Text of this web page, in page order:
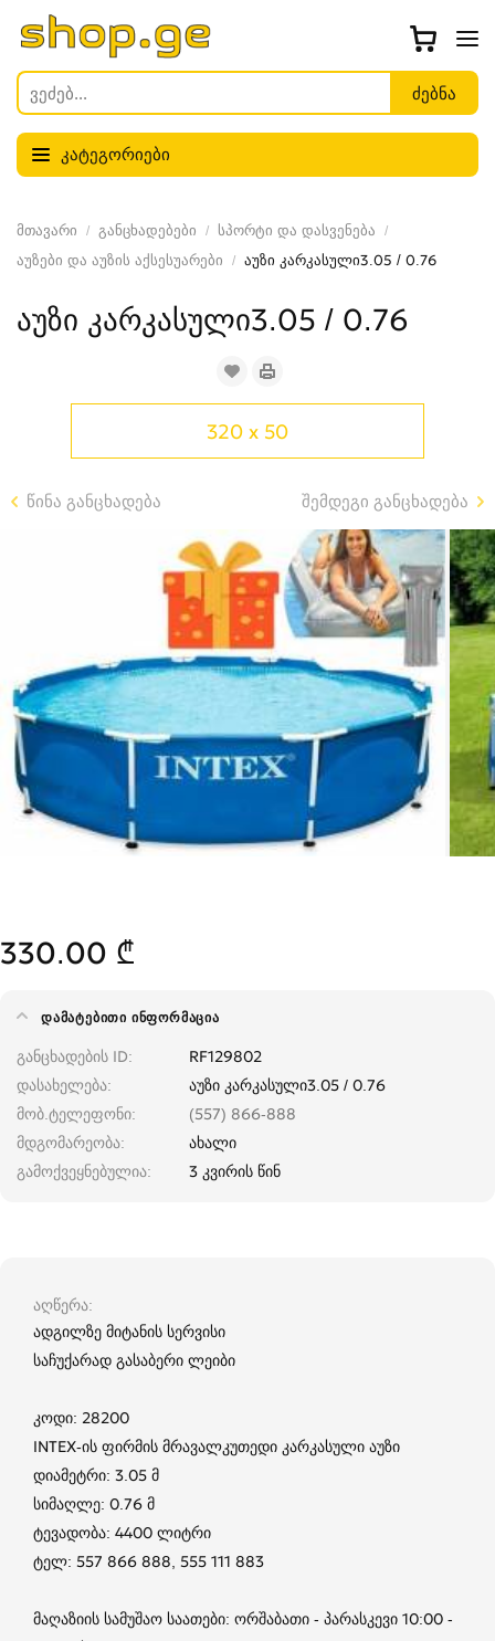
კატეგორიები
მთავარი განცხადებები
სპორტი და დასვენება
აუზები და აუზის აქსესუარები
აუზი კარკასული3.05 / 0.76
აუზი კარკასული3.05 / 0.76
320 x 50
წინა განცხადება შემდეგი განცხადება
330.00 ₾
ᲓᲐᲛᲐᲢᲔᲑᲘᲗᲘ ᲘᲜᲤᲝᲠᲛᲐᲪᲘᲐ
განცხადების ID
RF129802
დასახელება
აუზი კარკასული3.05 / 0.76
მობ.ტელეფონი
(557) 866-888
მდგომარეობა
ახალი
გამოქვეყნებულია
3 კვირის წინ
აღწერა
ადგილზე მიტანის სერვისი
საჩუქარად გასაბერი ლეიბი
კოდი: 28200
INTEX-ის ფირმის მრავალკუთედი კარკასული აუზი
დიამეტრი: 3.05 მ
სიმაღლე: 0.76 მ
ტევადობა: 4400 ლიტრი
ტელ: 557 866 888, 555 111 883
მაღაზიის სამუშაო საათები: ორშაბათი - პარასკევი 10:00 -